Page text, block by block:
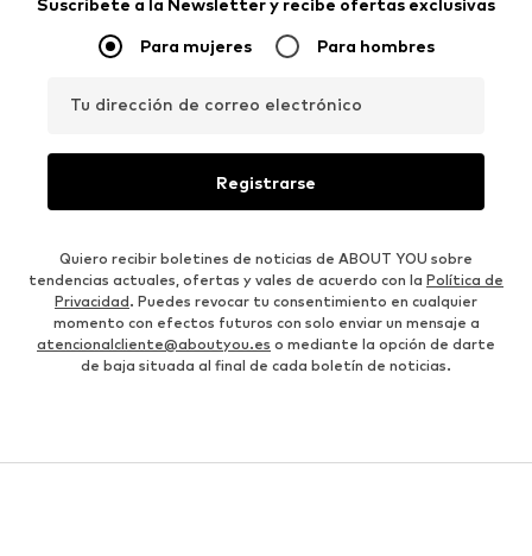
Suscríbete a la Newsletter y recibe ofertas exclusivas
Para mujeres Para hombres
Tu dirección de correo electrónico
Registrarse
Quiero recibir boletines de noticias de ABOUT YOU sobre
tendencias actuales, ofertas y vales de acuerdo con la Política de
Privacidad. Puedes revocar tu consentimiento en cualquier
momento con efectos futuros con solo enviar un mensaje a
atencionalcliente@aboutyou.es o mediante la opción de darte
de baja situada al final de cada boletín de noticias.